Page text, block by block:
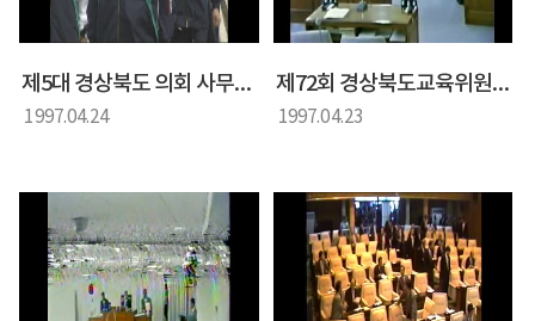
제5대 경상북도 의회 사무처 97년도 의원 연수회
1997.04.24
제72회 경상북도교육위원회 임시회 경상북도의회 제2차 본회의
1997.04.23